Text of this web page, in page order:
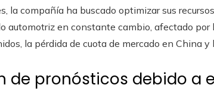
la compañía ha buscado optimizar sus
automotriz en constante cambio, afectado por
la pérdida de cuota de mercado en China
de pronósticos debido a